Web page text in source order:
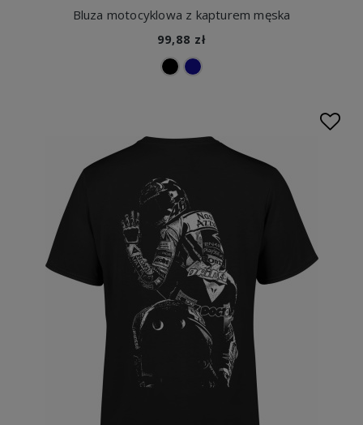
Bluza motocyklowa z kapturem męska
99,88 zł